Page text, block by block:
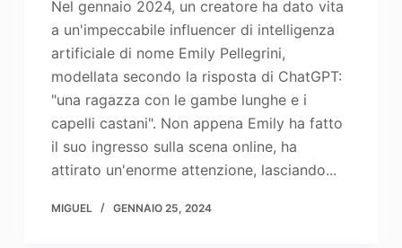
Nel gennaio 2024, un creatore ha dato vita
a un'impeccabile influencer di intelligenza
artificiale di nome Emily Pellegrini,
modellata secondo la risposta di ChatGPT:
"una ragazza con le gambe lunghe e i
capelli castani". Non appena Emily ha fatto
il suo ingresso sulla scena online, ha
attirato un'enorme attenzione, lasciando...
MIGUEL GENNAIO 25, 2024